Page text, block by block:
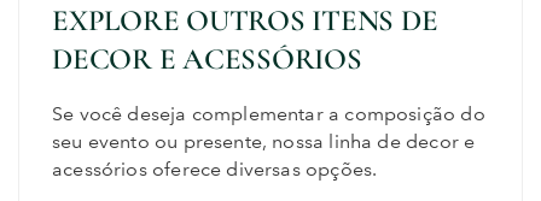
EXPLORE OUTROS ITENS DE
DECOR E ACESSÓRIOS
Se você deseja complementar a composição do
seu evento ou presente, nossa linha de decor e
acessórios oferece diversas opções.